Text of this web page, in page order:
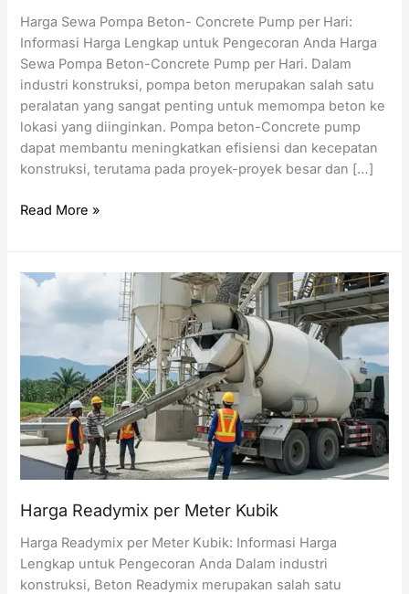
Harga Sewa Pompa Beton- Concrete Pump per Hari:
Informasi Harga Lengkap untuk Pengecoran Anda Harga
Sewa Pompa Beton-Concrete Pump per Hari. Dalam
industri konstruksi, pompa beton merupakan salah satu
peralatan yang sangat penting untuk memompa beton ke
lokasi yang diinginkan. Pompa beton-Concrete pump
dapat membantu meningkatkan efisiensi dan kecepatan
konstruksi, terutama pada proyek-proyek besar dan […]
Harga
Pompa
Beton
Hari
Read More »
Harga Readymix per Meter Kubik
Harga Readymix per Meter Kubik: Informasi Harga
Lengkap untuk Pengecoran Anda Dalam industri
konstruksi, Beton Readymix merupakan salah satu